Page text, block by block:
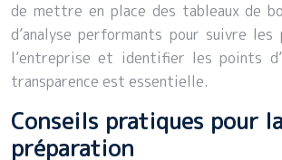
de mettre en place des tableaux de
d’analyse performants pour suivre les
l’entreprise et identifier les points
transparence est essentielle.
Conseils pratiques pour la
préparation